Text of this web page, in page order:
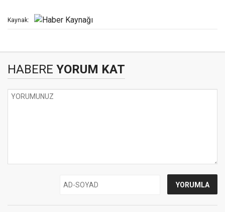
Kaynak:
HABERE YORUM KAT